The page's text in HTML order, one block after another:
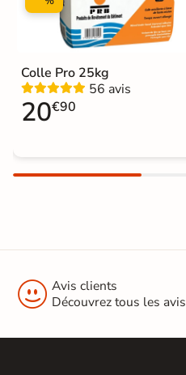
Colle Pro 25kg
56 avis
20€90
 Avis clients
Découvrez tous les avis